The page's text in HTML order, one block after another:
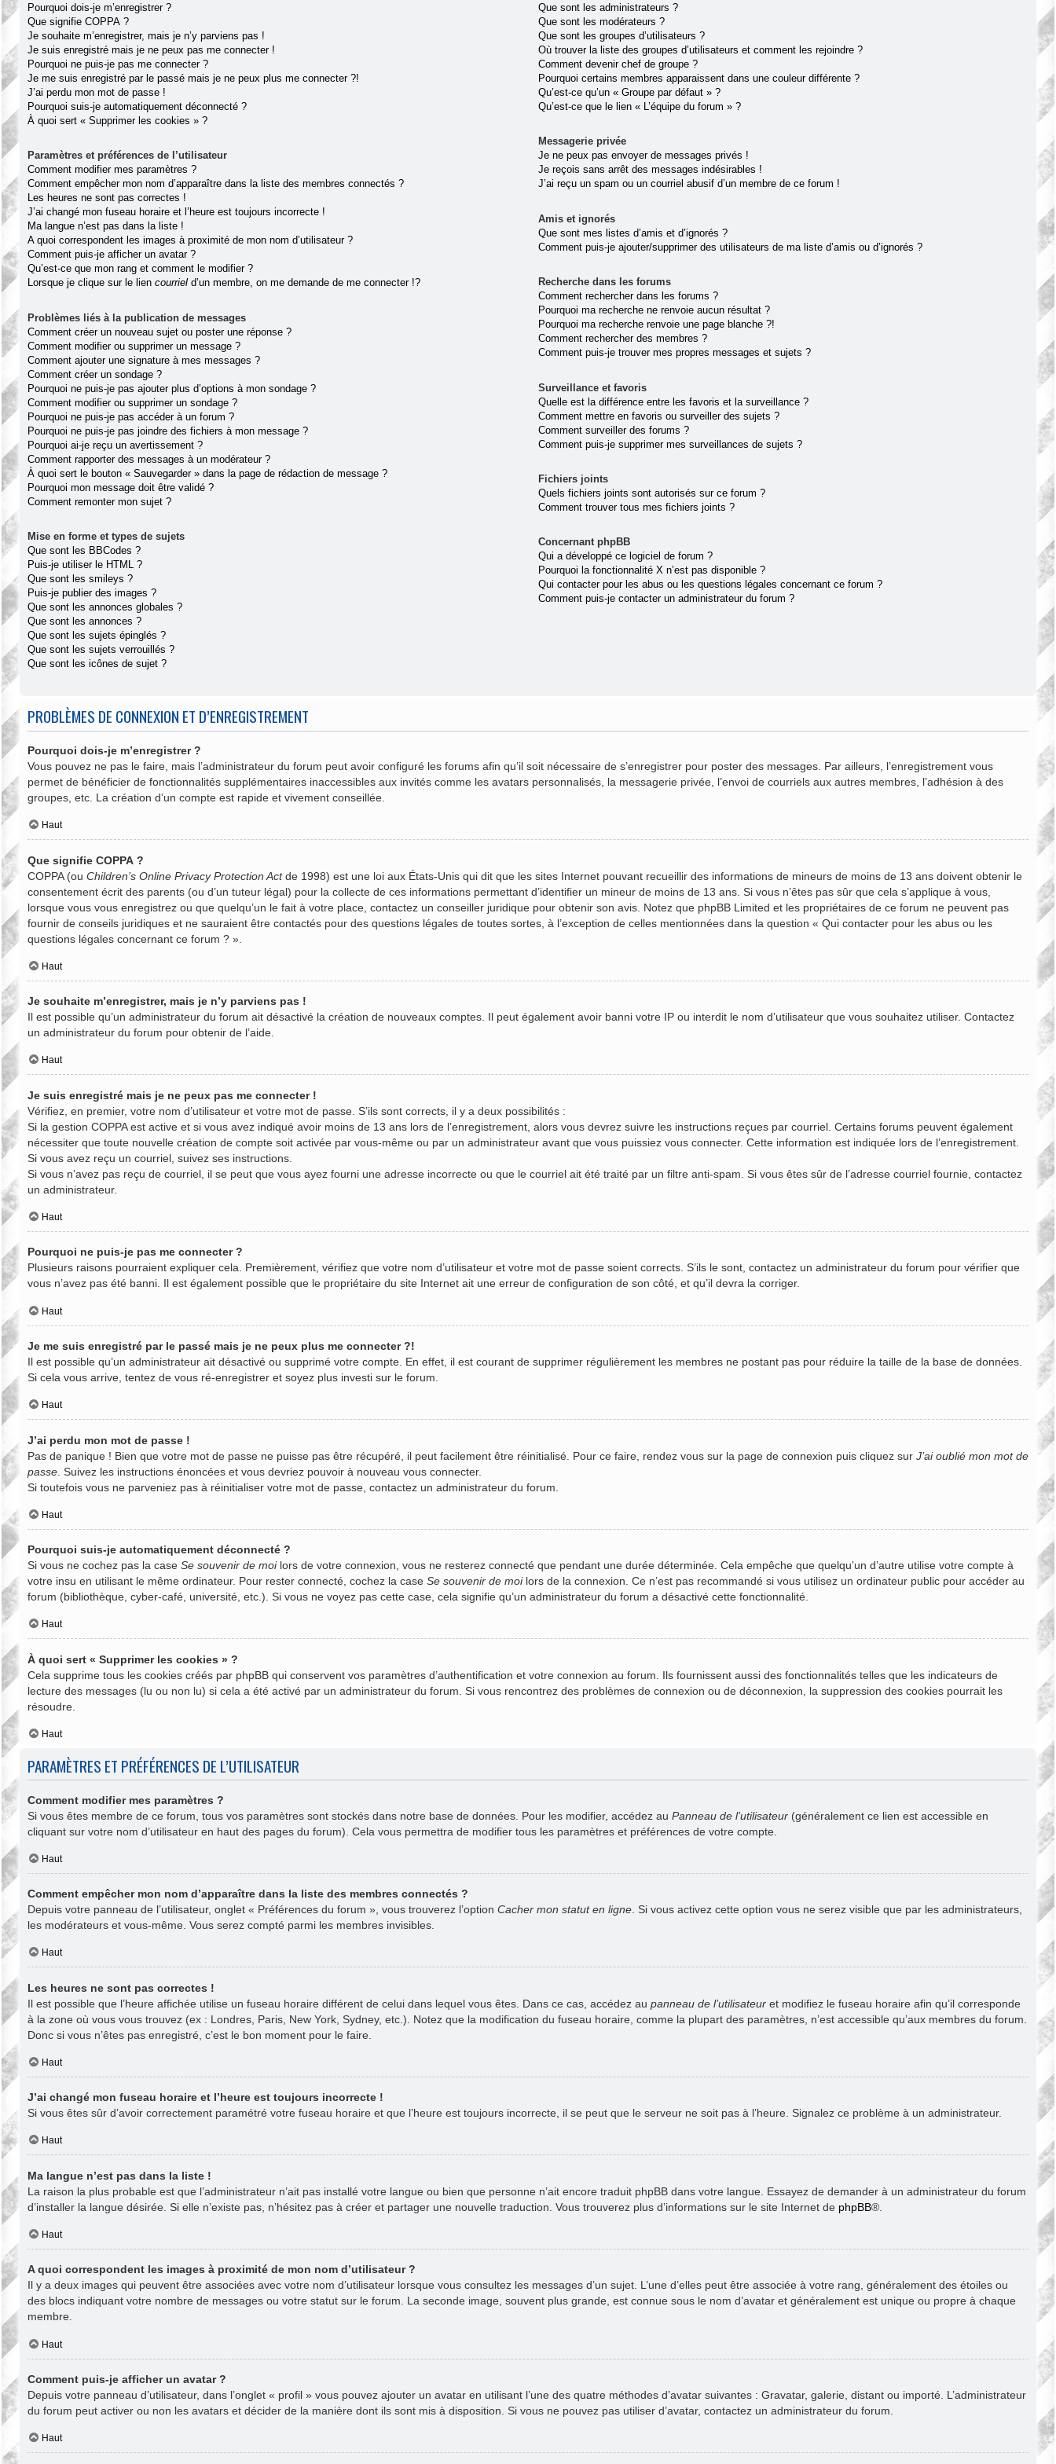
Pourquoi dois-je m’enregistrer ?
Que signifie COPPA ?
Je souhaite m’enregistrer, mais je n’y parviens pas !
Je suis enregistré mais je ne peux pas me connecter !
Pourquoi ne puis-je pas me connecter ?
Je me suis enregistré par le passé mais je ne peux plus me connecter ?!
J’ai perdu mon mot de passe !
Pourquoi suis-je automatiquement déconnecté ?
À quoi sert « Supprimer les cookies » ?
Paramètres et préférences de l’utilisateur
Comment modifier mes paramètres ?
Comment empêcher mon nom d’apparaître dans la liste des membres connectés ?
Les heures ne sont pas correctes !
J’ai changé mon fuseau horaire et l’heure est toujours incorrecte !
Ma langue n’est pas dans la liste !
A quoi correspondent les images à proximité de mon nom d’utilisateur ?
Comment puis-je afficher un avatar ?
Qu’est-ce que mon rang et comment le modifier ?
Lorsque je clique sur le lien courriel d’un membre, on me demande de me connecter !?
Problèmes liés à la publication de messages
Comment créer un nouveau sujet ou poster une réponse ?
Comment modifier ou supprimer un message ?
Comment ajouter une signature à mes messages ?
Comment créer un sondage ?
Pourquoi ne puis-je pas ajouter plus d’options à mon sondage ?
Comment modifier ou supprimer un sondage ?
Pourquoi ne puis-je pas accéder à un forum ?
Pourquoi ne puis-je pas joindre des fichiers à mon message ?
Pourquoi ai-je reçu un avertissement ?
Comment rapporter des messages à un modérateur ?
À quoi sert le bouton « Sauvegarder » dans la page de rédaction de message ?
Pourquoi mon message doit être validé ?
Comment remonter mon sujet ?
Mise en forme et types de sujets
Que sont les BBCodes ?
Puis-je utiliser le HTML ?
Que sont les smileys ?
Puis-je publier des images ?
Que sont les annonces globales ?
Que sont les annonces ?
Que sont les sujets épinglés ?
Que sont les sujets verrouillés ?
Que sont les icônes de sujet ?
Que sont les administrateurs ?
Que sont les modérateurs ?
Que sont les groupes d’utilisateurs ?
Où trouver la liste des groupes d’utilisateurs et comment les rejoindre ?
Comment devenir chef de groupe ?
Pourquoi certains membres apparaissent dans une couleur différente ?
Qu’est-ce qu’un « Groupe par défaut » ?
Qu’est-ce que le lien « L’équipe du forum » ?
Messagerie privée
Je ne peux pas envoyer de messages privés !
Je reçois sans arrêt des messages indésirables !
J’ai reçu un spam ou un courriel abusif d’un membre de ce forum !
Amis et ignorés
Que sont mes listes d’amis et d’ignorés ?
Comment puis-je ajouter/supprimer des utilisateurs de ma liste d’amis ou d’ignorés ?
Recherche dans les forums
Comment rechercher dans les forums ?
Pourquoi ma recherche ne renvoie aucun résultat ?
Pourquoi ma recherche renvoie une page blanche ?!
Comment rechercher des membres ?
Comment puis-je trouver mes propres messages et sujets ?
Surveillance et favoris
Quelle est la différence entre les favoris et la surveillance ?
Comment mettre en favoris ou surveiller des sujets ?
Comment surveiller des forums ?
Comment puis-je supprimer mes surveillances de sujets ?
Fichiers joints
Quels fichiers joints sont autorisés sur ce forum ?
Comment trouver tous mes fichiers joints ?
Concernant phpBB
Qui a développé ce logiciel de forum ?
Pourquoi la fonctionnalité X n’est pas disponible ?
Qui contacter pour les abus ou les questions légales concernant ce forum ?
Comment puis-je contacter un administrateur du forum ?
PROBLÈMES DE CONNEXION ET D’ENREGISTREMENT
Pourquoi dois-je m’enregistrer ?
Vous pouvez ne pas le faire, mais l’administrateur du forum peut avoir configuré les forums afin qu’il soit nécessaire de s’enregistrer pour poster des messages. Par ailleurs, l’enregistrement vous
permet de bénéficier de fonctionnalités supplémentaires inaccessibles aux invités comme les avatars personnalisés, la messagerie privée, l’envoi de courriels aux autres membres, l’adhésion à des
groupes, etc. La création d’un compte est rapide et vivement conseillée.
Haut
Que signifie COPPA ?
COPPA (ou Children’s Online Privacy Protection Actde 1998) est une loi aux États-Unis qui dit que les sites Internet pouvant recueillir des informations de mineurs de moins de 13 ans doivent obtenir le
consentement écrit des parents (ou d’un tuteur légal) pour la collecte de ces informations permettant d’identifier un mineur de moins de 13 ans. Si vous n’êtes pas sûr que cela s’applique à vous,
lorsque vous vous enregistrez ou que quelqu’un le fait à votre place, contactez un conseiller juridique pour obtenir son avis. Notez que phpBB Limited et les propriétaires de ce forum ne peuvent pas
fournir de conseils juridiques et ne sauraient être contactés pour des questions légales de toutes sortes, à l’exception de celles mentionnées dans la question « Qui contacter pour les abus ou les
questions légales concernant ce forum ? ».
Haut
Je souhaite m’enregistrer, mais je n’y parviens pas !
Il est possible qu’un administrateur du forum ait désactivé la création de nouveaux comptes. Il peut également avoir banni votre IP ou interdit le nom d’utilisateur que vous souhaitez utiliser. Contactez
un administrateur du forum pour obtenir de l’aide.
Haut
Je suis enregistré mais je ne peux pas me connecter !
Vérifiez, en premier, votre nom d’utilisateur et votre mot de passe. S’ils sont corrects, il y a deux possibilités :
Si la gestion COPPA est active et si vous avez indiqué avoir moins de 13 ans lors de l’enregistrement, alors vous devrez suivre les instructions reçues par courriel. Certains forums peuvent également
nécessiter que toute nouvelle création de compte soit activée par vous-même ou par un administrateur avant que vous puissiez vous connecter. Cette information est indiquée lors de l’enregistrement.
Si vous avez reçu un courriel, suivez ses instructions.
Si vous n’avez pas reçu de courriel, il se peut que vous ayez fourni une adresse incorrecte ou que le courriel ait été traité par un filtre anti-spam. Si vous êtes sûr de l’adresse courriel fournie, contactez
un administrateur.
Haut
Pourquoi ne puis-je pas me connecter ?
Plusieurs raisons pourraient expliquer cela. Premièrement, vérifiez que votre nom d’utilisateur et votre mot de passe soient corrects. S’ils le sont, contactez un administrateur du forum pour vérifier que
vous n’avez pas été banni. Il est également possible que le propriétaire du site Internet ait une erreur de configuration de son côté, et qu’il devra la corriger.
Haut
Je me suis enregistré par le passé mais je ne peux plus me connecter ?!
Il est possible qu’un administrateur ait désactivé ou supprimé votre compte. En effet, il est courant de supprimer régulièrement les membres ne postant pas pour réduire la taille de la base de données.
Si cela vous arrive, tentez de vous ré-enregistrer et soyez plus investi sur le forum.
Haut
J’ai perdu mon mot de passe !
Pas de panique ! Bien que votre mot de passe ne puisse pas être récupéré, il peut facilement être réinitialisé. Pour ce faire, rendez vous sur la page de connexion puis cliquez sur J’ai oublié mon mot de
passe . Suivez les instructions énoncées et vous devriez pouvoir à nouveau vous connecter.
Si toutefois vous ne parveniez pas à réinitialiser votre mot de passe, contactez un administrateur du forum.
Haut
Pourquoi suis-je automatiquement déconnecté ?
Si vous ne cochez pas la case Se souvenir de moilors de votre connexion, vous ne resterez connecté que pendant une durée déterminée. Cela empêche que quelqu’un d’autre utilise votre compte à
votre insu en utilisant le même ordinateur. Pour rester connecté, cochez la case Se souvenir de moilors de la connexion. Ce n’est pas recommandé si vous utilisez un ordinateur public pour accéder au
forum (bibliothèque, cyber-café, université, etc.). Si vous ne voyez pas cette case, cela signifie qu’un administrateur du forum a désactivé cette fonctionnalité.
Haut
À quoi sert « Supprimer les cookies » ?
Cela supprime tous les cookies créés par phpBB qui conservent vos paramètres d’authentification et votre connexion au forum. Ils fournissent aussi des fonctionnalités telles que les indicateurs de
lecture des messages (lu ou non lu) si cela a été activé par un administrateur du forum. Si vous rencontrez des problèmes de connexion ou de déconnexion, la suppression des cookies pourrait les
résoudre.
Haut
PARAMÈTRES ET PRÉFÉRENCES DE L’UTILISATEUR
Comment modifier mes paramètres ?
Si vous êtes membre de ce forum, tous vos paramètres sont stockés dans notre base de données. Pour les modifier, accédez au Panneau de l’utilisateur (généralement ce lien est accessible en
cliquant sur votre nom d’utilisateur en haut des pages du forum). Cela vous permettra de modifier tous les paramètres et préférences de votre compte.
Haut
Comment empêcher mon nom d’apparaître dans la liste des membres connectés ?
Depuis votre panneau de l’utilisateur, onglet « Préférences du forum », vous trouverez l’option Cacher mon statut en ligne . Si vous activez cette option vous ne serez visible que par les administrateurs,
les modérateurs et vous-même. Vous serez compté parmi les membres invisibles.
Haut
Les heures ne sont pas correctes !
Il est possible que l’heure affichée utilise un fuseau horaire différent de celui dans lequel vous êtes. Dans ce cas, accédez au panneau de l’utilisateur et modifiez le fuseau horaire afin qu’il corresponde
à la zone où vous vous trouvez (ex : Londres, Paris, New York, Sydney, etc.). Notez que la modification du fuseau horaire, comme la plupart des paramètres, n’est accessible qu’aux membres du forum.
Donc si vous n’êtes pas enregistré, c’est le bon moment pour le faire.
Haut
J’ai changé mon fuseau horaire et l’heure est toujours incorrecte !
Si vous êtes sûr d’avoir correctement paramétré votre fuseau horaire et que l’heure est toujours incorrecte, il se peut que le serveur ne soit pas à l’heure. Signalez ce problème à un administrateur.
Haut
Ma langue n’est pas dans la liste !
La raison la plus probable est que l’administrateur n’ait pas installé votre langue ou bien que personne n’ait encore traduit phpBB dans votre langue. Essayez de demander à un administrateur du forum
d’installer la langue désirée. Si elle n’existe pas, n’hésitez pas à créer et partager une nouvelle traduction. Vous trouverez plus d’informations sur le site Internet de phpBB®.
Haut
A quoi correspondent les images à proximité de mon nom d’utilisateur ?
Il y a deux images qui peuvent être associées avec votre nom d’utilisateur lorsque vous consultez les messages d’un sujet. L’une d’elles peut être associée à votre rang, généralement des étoiles ou
des blocs indiquant votre nombre de messages ou votre statut sur le forum. La seconde image, souvent plus grande, est connue sous le nom d’avatar et généralement est unique ou propre à chaque
membre.
Haut
Comment puis-je afficher un avatar ?
Depuis votre panneau d’utilisateur, dans l’onglet « profil » vous pouvez ajouter un avatar en utilisant l’une des quatre méthodes d’avatar suivantes : Gravatar, galerie, distant ou importé. L’administrateur
du forum peut activer ou non les avatars et décider de la manière dont ils sont mis à disposition. Si vous ne pouvez pas utiliser d’avatar, contactez un administrateur du forum.
Haut